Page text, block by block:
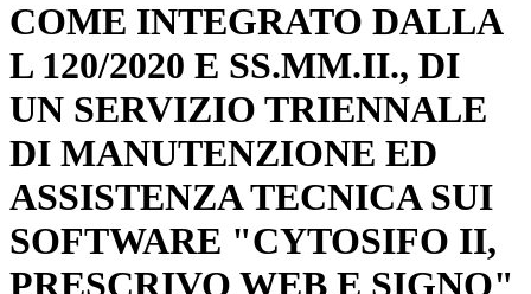
COME INTEGRATO DALLA
L 120/2020 E SS.MM.II., DI
UN SERVIZIO TRIENNALE
DI MANUTENZIONE ED
ASSISTENZA TECNICA SUI
SOFTWARE "CYTOSIFO II,
PRESCRIVO WEB E SIGNO"